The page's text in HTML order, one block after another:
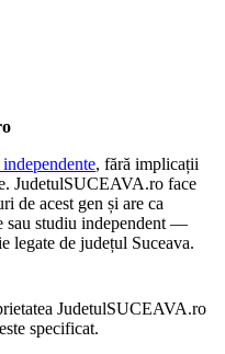
, fără implicații
JudetulSUCEAVA.ro face
de acest gen și are ca
studiu independent —
legate de județul Suceava.
JudetulSUCEAVA.ro
specificat.